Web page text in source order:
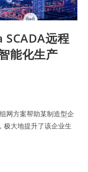
远程
能化生产
网方案帮助某制造型企
极大地提升了该企业生